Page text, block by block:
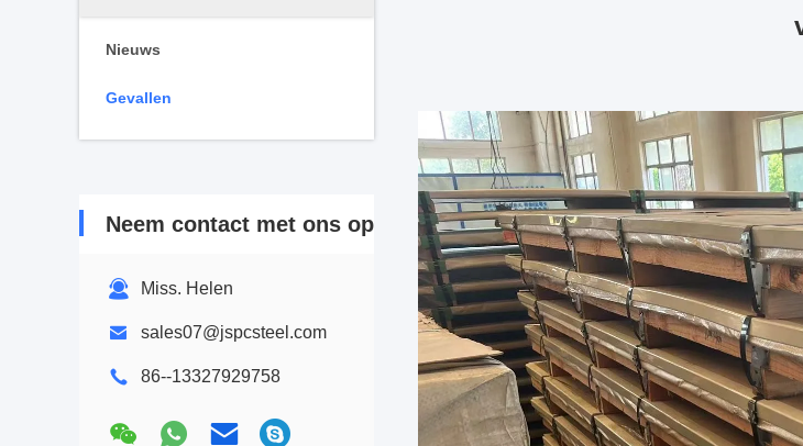
Nieuws
Gevallen
Neem contact met ons op
Miss. Helen
sales07@jspcsteel.com
86--13327929758